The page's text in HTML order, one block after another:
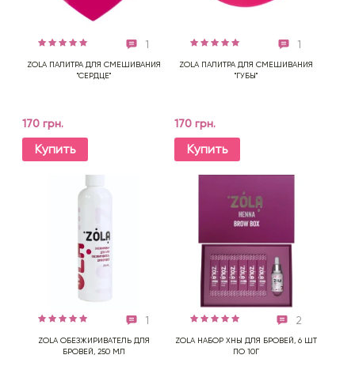
1
ZOLA ПАЛИТРА ДЛЯ СМЕШИВАНИЯ
"СЕРДЦЕ"
170 грн.
Купить
1
ZOLA ПАЛИТРА ДЛЯ СМЕШИВАНИЯ
"ГУБЫ"
170 грн.
Купить
1
ZOLA ОБЕЗЖИРИВАТЕЛЬ ДЛЯ
БРОВЕЙ, 250 МЛ
2
ZOLA НАБОР ХНЫ ДЛЯ БРОВЕЙ, 6 ШТ
ПО 10Г